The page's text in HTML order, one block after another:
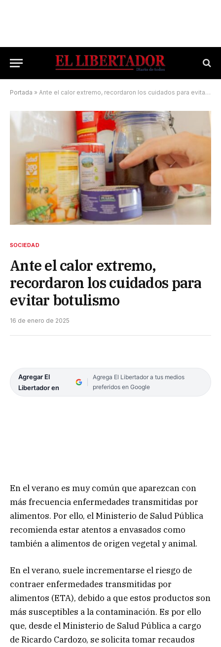
Portada » Ante el calor extremo, recordaron los cuidados para evitar botulismo
SOCIEDAD
Ante el calor extremo,
recordaron los cuidados para
evitar botulismo
16 de enero de 2025
Agregar El
Libertador en
Agrega El Libertador a tus medios
preferidos en Google
En el verano es muy común que aparezcan con
más frecuencia enfermedades transmitidas por
alimentos. Por ello, el Ministerio de Salud Pública
recomienda estar atentos a envasados como
también a alimentos de origen vegetal y animal.
En el verano, suele incrementarse el riesgo de
contraer enfermedades transmitidas por
alimentos (ETA), debido a que estos productos son
más susceptibles a la contaminación. Es por ello
que, desde el Ministerio de Salud Pública a cargo
de Ricardo Cardozo, se solicita tomar recaudos